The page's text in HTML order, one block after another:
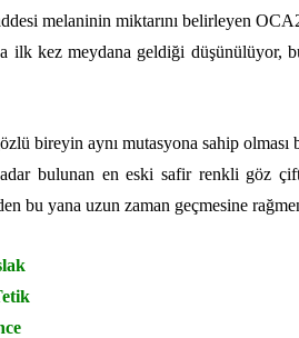
melaninin miktarını belirleyen
ilk kez meydana geldiği
bireyin aynı mutasyona sahip
bulunan en eski safir renkli göz
bu yana uzun zaman geçmesine